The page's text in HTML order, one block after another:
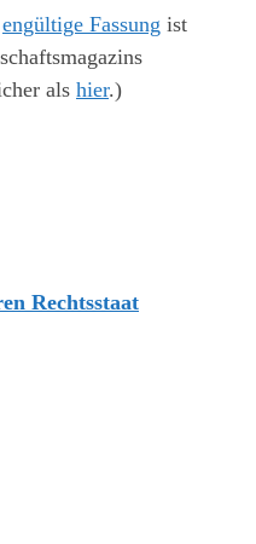
engültige Fassung ist
als hier.)
Rechtsstaat